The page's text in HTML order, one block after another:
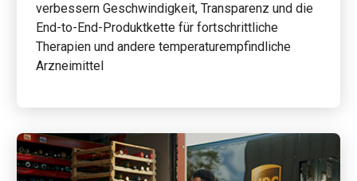
verbessern Geschwindigkeit, Transparenz und die
End-to-End-Produktkette für fortschrittliche
Therapien und andere temperaturempfindliche
Arzneimittel